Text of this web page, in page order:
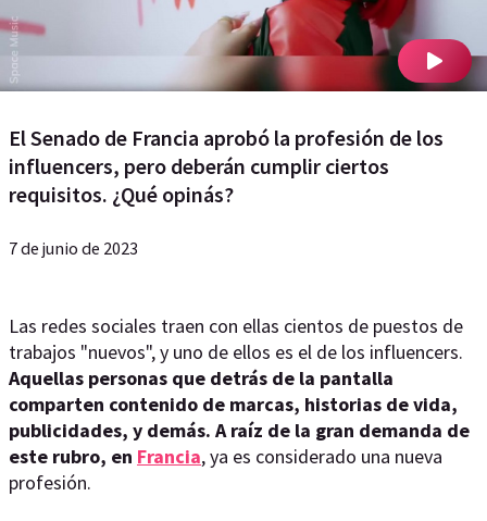
El Senado de Francia aprobó la profesión de los
influencers, pero deberán cumplir ciertos
requisitos. ¿Qué opinás?
7 de junio de 2023
Las redes sociales traen con ellas cientos de puestos de
trabajos "nuevos", y uno de ellos es el de los influencers.
Aquellas personas que detrás de la pantalla
comparten contenido de marcas, historias de vida,
publicidades, y demás. A raíz de la gran demanda de
este rubro, en Francia, ya es considerado una nueva
profesión.